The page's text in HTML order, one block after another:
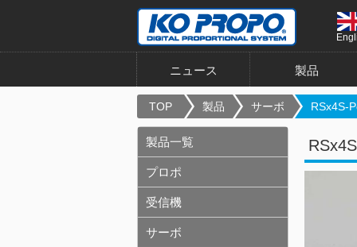
ニュース 製品
TOP 製品 サーボ RSx4S-
製品一覧
プロポ
受信機
サーボ